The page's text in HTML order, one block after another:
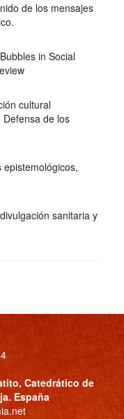
de los mensajes
in Social
cultural
de los
sanitaria y
, Catedrático de
España